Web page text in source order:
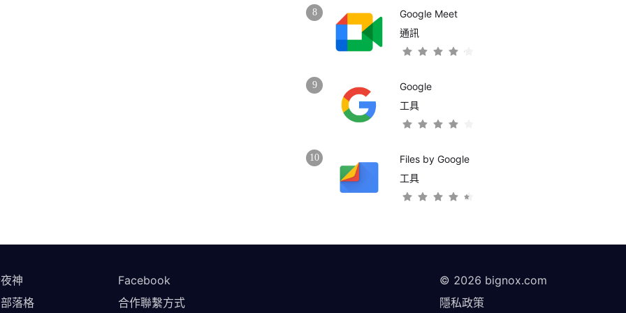
8
Google Meet
通訊
9
Google
工具
10
Files by Google
工具
神
落格
Facebook
合作聯繫方式
© 2026 bignox.com
隱私政策